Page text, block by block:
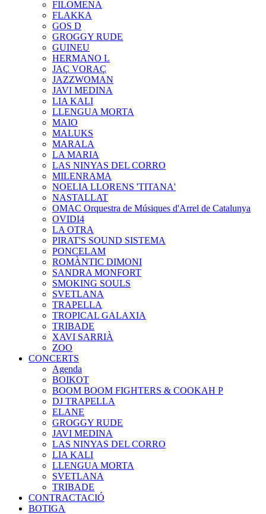
FILOMENA
FLAKKA
GOS D
GROGGY RUDE
GUINEU
HERMANO L
JAÇ VORAÇ
JAZZWOMAN
JAVI MEDINA
LIA KALI
LLENGUA MORTA
MAIO
MALUKS
MARALA
LA MARIA
LAS NINYAS DEL CORRO
MILENRAMA
NOELIA LLORENS 'TITANA'
NASTALLAT
OMAC Orquestra de Músiques d'Arrel de Catalunya
OVIDI4
LA OTRA
PIRAT'S SOUND SISTEMA
PONCELAM
ROMÀNTIC DIMONI
SANDRA MONFORT
SMOKING SOULS
SVETLANA
TRAPELLA
TROPICAL GALAXIA
TRIBADE
XAVI SARRIÀ
ZOO
CONCERTS
Agenda
BOIKOT
BOOM BOOM FIGHTERS & COOKAH P
DJ TRAPELLA
ELANE
GROGGY RUDE
JAVI MEDINA
LAS NINYAS DEL CORRO
LIA KALI
LLENGUA MORTA
SVETLANA
TRIBADE
CONTRACTACIÓ
BOTIGA